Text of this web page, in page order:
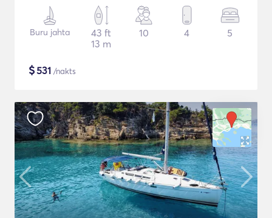
Buru jahta
43 ft
13 m
10 4 5
$531 /nakts